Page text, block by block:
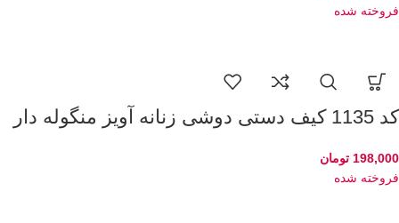
فروخته شده
کد 1135 کیف دستی دوشی زنانه آویز منگوله دار
198,000 تومان
فروخته شده